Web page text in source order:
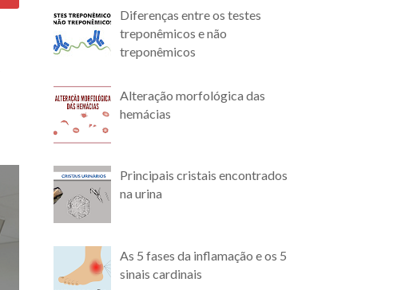
Diferenças entre os testes
treponêmicos e não
treponêmicos
Alteração morfológica das
hemácias
Principais cristais encontrados
na urina
As 5 fases da inflamação e os 5
sinais cardinais